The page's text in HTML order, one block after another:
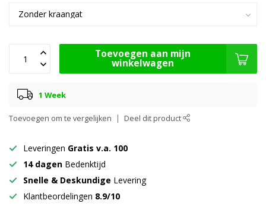
Toevoegen aan mijn
winkelwagen
1 Week
Toevoegen om te vergelijken Deel dit product
Leveringen Gratis v.a. 100
14 dagen Bedenktijd
Snelle & Deskundige Levering
Klantbeordelingen 8.9/10